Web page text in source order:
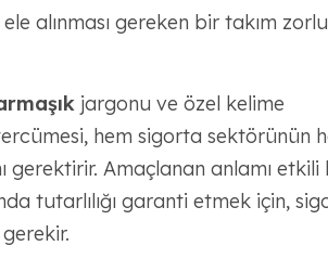
alınması gereken bir takım
jargonu ve özel kelime
hem sigorta sektörünün
gerektirir. Amaçlanan anlamı etkili
tutarlılığı garanti etmek için,